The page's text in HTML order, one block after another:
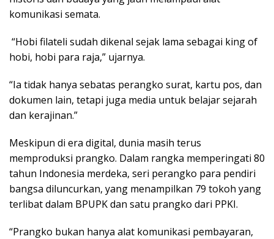
komunikasi semata.
“Hobi filateli sudah dikenal sejak lama sebagai king of
hobi, hobi para raja,” ujarnya.
“Ia tidak hanya sebatas perangko surat, kartu pos, dan
dokumen lain, tetapi juga media untuk belajar sejarah
dan kerajinan.”
Meskipun di era digital, dunia masih terus
memproduksi prangko. Dalam rangka memperingati 80
tahun Indonesia merdeka, seri perangko para pendiri
bangsa diluncurkan, yang menampilkan 79 tokoh yang
terlibat dalam BPUPK dan satu prangko dari PPKI.
“Prangko bukan hanya alat komunikasi pembayaran,